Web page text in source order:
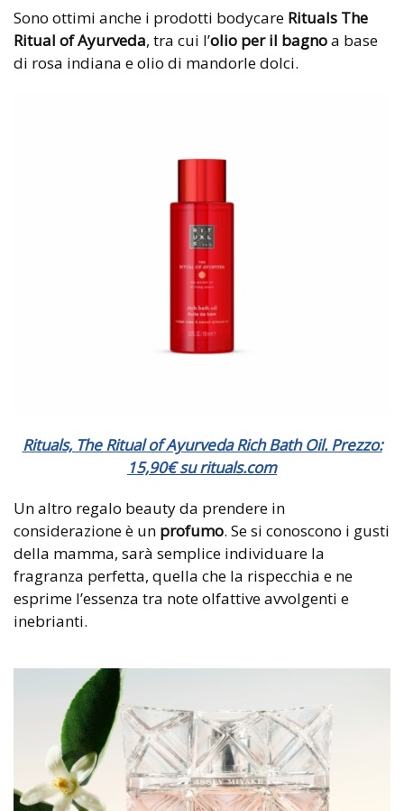
Sono ottimi anche i prodotti bodycare Rituals The
Ritual of Ayurveda, tra cui l’olio per il bagnoa base
di rosa indiana e olio di mandorle dolci.
Rituals, The Ritual of Ayurveda Rich Bath Oil. Prezzo:
15,90€ su rituals.com
Un altro regalo beauty da prendere in
considerazione è un profumo. Se si conoscono i gusti
della mamma, sarà semplice individuare la
fragranza perfetta, quella che la rispecchia e ne
esprime l’essenza tra note olfattive avvolgenti e
inebrianti.